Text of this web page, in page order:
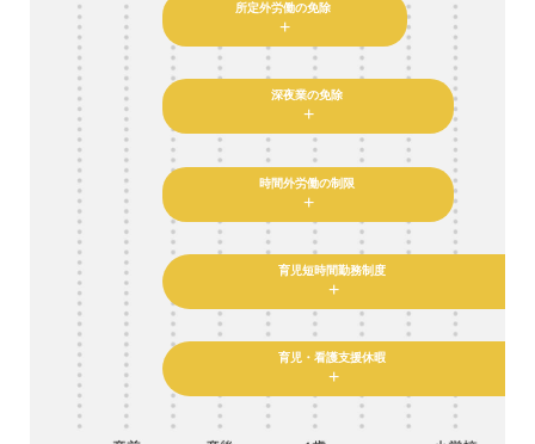
所定外労働の免除
+
深夜業の免除
+
時間外労働の制限
+
育児短時間勤務制度
+
育児・看護支援休暇
+